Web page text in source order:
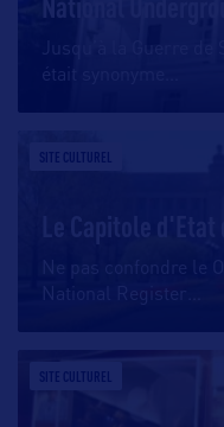
Jusqu’à la Guerre de
était synonyme
SITE CULTUREL
Ne pas confondre le
National Register
SITE CULTUREL